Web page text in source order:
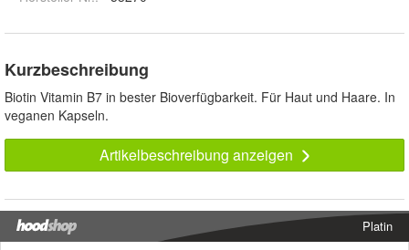
Kurzbeschreibung
Biotin Vitamin B7 in bester Bioverfügbarkeit. Für Haut und Haare. In
veganen Kapseln.
Artikelbeschreibung anzeigen
Platin